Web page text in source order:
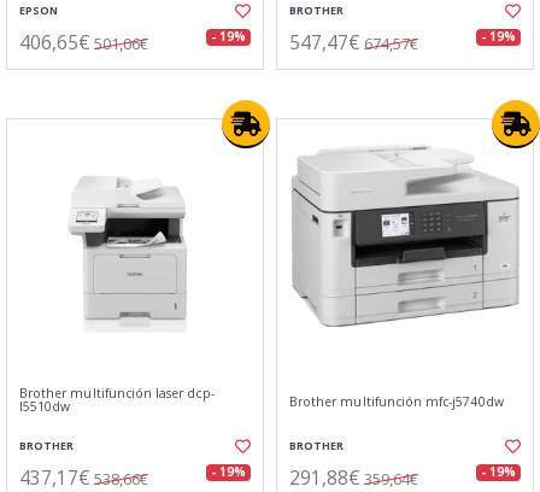
EPSON
406,65€ 501,06€ - 19%
BROTHER
547,47€ 674,57€ - 19%
Brother multifunción laser dcp-
l5510dw
BROTHER
437,17€ 538,66€ - 19%
Brother multifunción mfc-j5740dw
BROTHER
291,88€ 359,64€ - 19%